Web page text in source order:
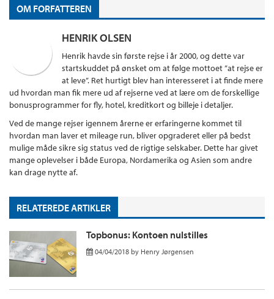
OM FORFATTEREN
HENRIK OLSEN
Henrik havde sin første rejse i år 2000, og dette var
startskuddet på ønsket om at følge mottoet ”at rejse er
at leve”. Ret hurtigt blev han interesseret i at finde mere
ud hvordan man fik mere ud af rejserne ved at lære om de forskellige
bonusprogrammer for fly, hotel, kreditkort og billeje i detaljer.
Ved de mange rejser igennem årerne er erfaringerne kommet til
hvordan man laver et mileage run, bliver opgraderet eller på bedst
mulige måde sikre sig status ved de rigtige selskaber. Dette har givet
mange oplevelser i både Europa, Nordamerika og Asien som andre
kan drage nytte af.
RELATEREDE ARTIKLER
Topbonus: Kontoen nulstilles
04/04/2018 by Henry Jørgensen